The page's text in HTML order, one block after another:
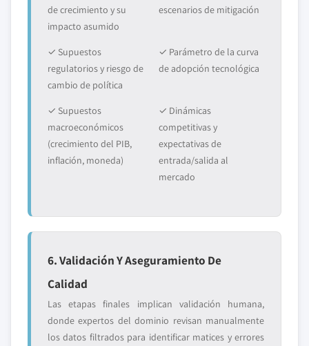
de crecimiento y su
impacto asumido
escenarios de mitigación
✓ Supuestos
regulatorios y riesgo de
cambio de política
✓ Parámetro de la curva
de adopción tecnológica
✓ Supuestos
macroeconómicos
(crecimiento del PIB,
inflación, moneda)
✓ Dinámicas
competitivas y
expectativas de
entrada/salida al
mercado
6. Validación Y Aseguramiento De
Calidad
Las etapas finales implican validación humana,
donde expertos del dominio revisan manualmente
los datos filtrados para identificar matices y errores